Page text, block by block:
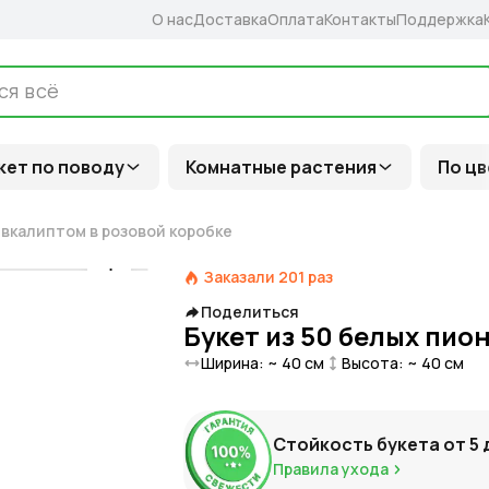
по поводу Комнатные растения По
О насДоставкаОплатаКонтактыПоддержка
в розовой коробке
Заказали 201 раз
Поделиться
Букет из 50 белых
Ширина: ~ 40 см Высота: ~ 40 см
Стойкость букета от5
Правила ухода